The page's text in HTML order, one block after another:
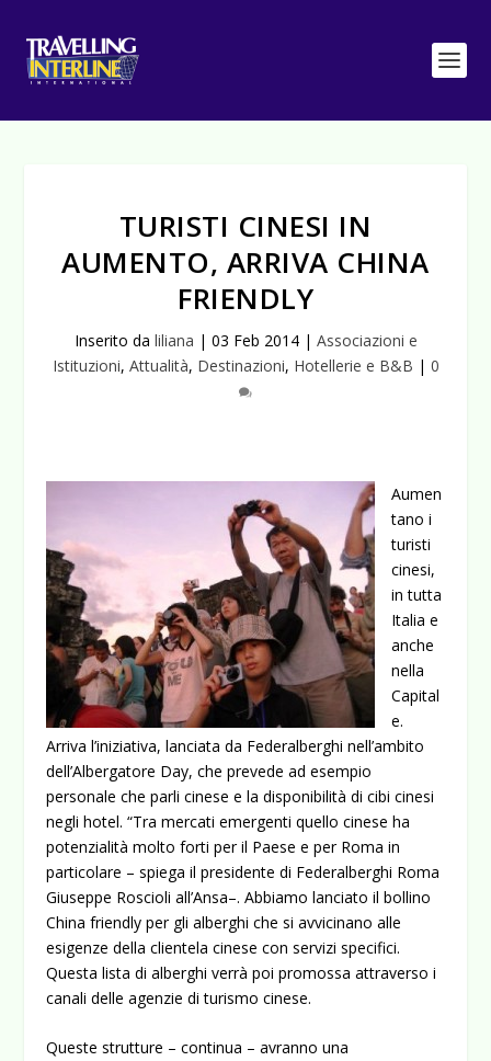
TURISTI CINESI IN
AUMENTO, ARRIVA CHINA
FRIENDLY
Inserito da liliana | 03 Feb 2014| Associazioni e
Istituzioni, Attualità, Destinazioni, Hotellerie e B&B | 0
Aumen
tano i
turisti
cinesi,
in tutta
Italia e
anche
nella
Capital
e.
Arriva l’iniziativa, lanciata da Federalberghi nell’ambito
dell’Albergatore Day, che prevede ad esempio
personale che parli cinese e la disponibilità di cibi cinesi
negli hotel.“Tra mercati emergenti quello cinese ha
potenzialità molto forti per il Paese e per Roma in
particolare – spiega il presidente di Federalberghi Roma
Giuseppe Roscioli all’Ansa–. Abbiamo lanciato il bollino
China friendly per gli alberghi che si avvicinano alle
esigenze della clientela cinese con servizi specifici.
Questa lista di alberghi verrà poi promossa attraverso i
canali delle agenzie di turismo cinese.
Queste strutture – continua – avranno una